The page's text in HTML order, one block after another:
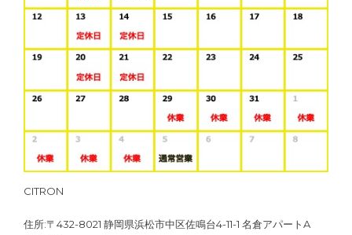
CITRON
住所:〒432-8021 静岡県浜松市中区佐鳴台4-11-1 名倉アパートA